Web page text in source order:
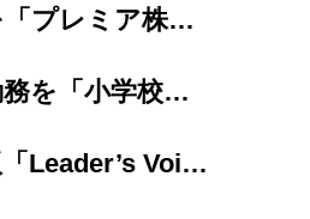
プレミアグループ、主要子会社を「プレミア株式会社」へ完全統合
プレミアグループ、育児短時間勤務を「小学校卒業まで（最長12年間）」に大幅延長
【掲載情報】日本経済新聞 電子版「Leader’s Voice」にて当社代...